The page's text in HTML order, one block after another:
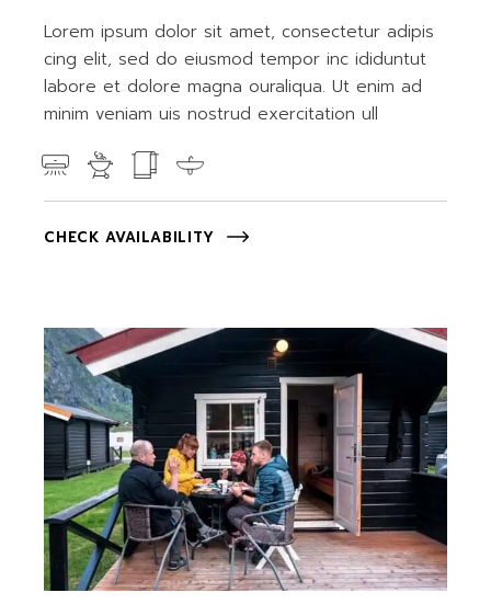
Lorem ipsum dolor sit amet, consectetur adipis
cing elit, sed do eiusmod tempor inc ididuntut
labore et dolore magna ouraliqua. Ut enim ad
minim veniam uis nostrud exercitation ull
CHECK AVAILABILITY